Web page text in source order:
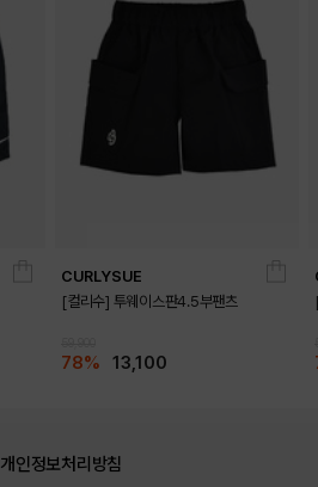
CURLYSUE
[컬리수] 투웨이스판4.5부팬츠
78% 13,100
개인정보처리방침